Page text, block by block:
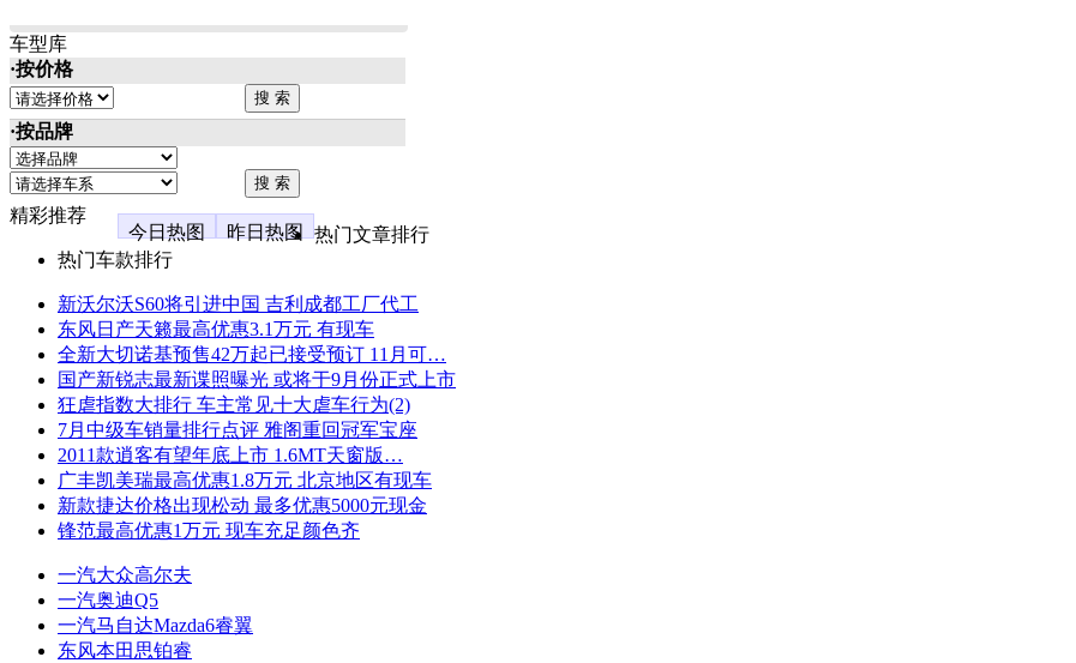
车型库
·按价格
·按品牌
精彩推荐
今日热图
昨日热图
热门文章排行
热门车款排行
新沃尔沃S60将引进中国 吉利成都工厂代工
东风日产天籁最高优惠3.1万元 有现车
全新大切诺基预售42万起已接受预订 11月可…
国产新锐志最新谍照曝光 或将于9月份正式上市
狂虐指数大排行 车主常见十大虐车行为(2)
7月中级车销量排行点评 雅阁重回冠军宝座
2011款逍客有望年底上市 1.6MT天窗版…
广丰凯美瑞最高优惠1.8万元 北京地区有现车
新款捷达价格出现松动 最多优惠5000元现金
锋范最高优惠1万元 现车充足颜色齐
一汽大众高尔夫
一汽奥迪Q5
一汽马自达Mazda6睿翼
东风本田思铂睿